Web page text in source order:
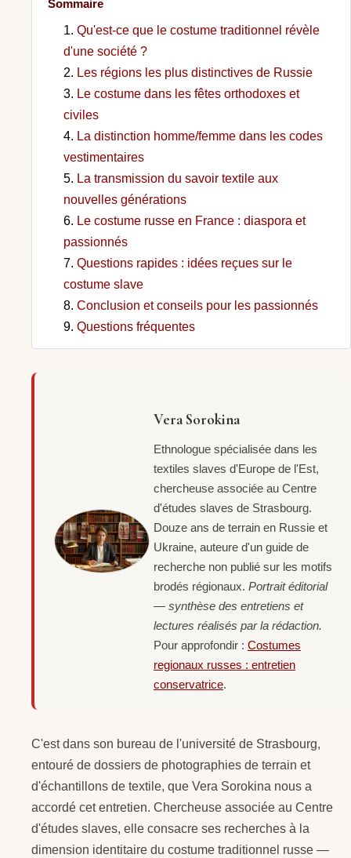
Sommaire
Qu'est-ce que le costume traditionnel révèle
d'une société ?
Les régions les plus distinctives de Russie
Le costume dans les fêtes orthodoxes et
civiles
La distinction homme/femme dans les codes
vestimentaires
La transmission du savoir textile aux
nouvelles générations
Le costume russe en France : diaspora et
passionnés
Questions rapides : idées reçues sur le
costume slave
Conclusion et conseils pour les passionnés
Questions fréquentes
Vera Sorokina
Ethnologue spécialisée dans les
textiles slaves d'Europe de l'Est,
chercheuse associée au Centre
d'études slaves de Strasbourg.
Douze ans de terrain en Russie et
Ukraine, auteure d'un guide de
recherche non publié sur les motifs
brodés régionaux. Portrait éditorial
— synthèse des entretiens et
lectures réalisés par la rédaction.
Pour approfondir : Costumes
regionaux russes : entretien
conservatrice.
C'est dans son bureau de l'université de Strasbourg,
entouré de dossiers de photographies de terrain et
d'échantillons de textile, que Vera Sorokina nous a
accordé cet entretien. Chercheuse associée au Centre
d'études slaves, elle consacre ses recherches à la
dimension identitaire du costume traditionnel russe —